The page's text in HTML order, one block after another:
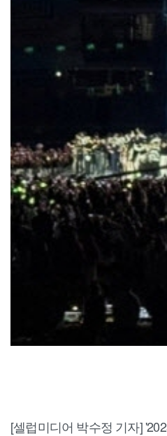
[셀럽미디어 박수정 기자]